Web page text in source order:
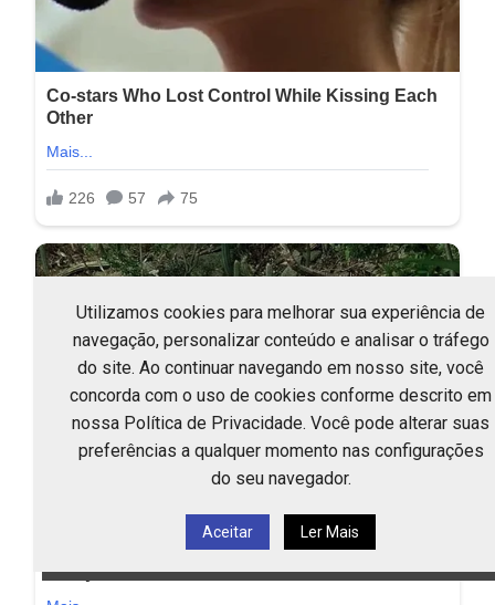
Utilizamos cookies para melhorar sua experiência de
navegação, personalizar conteúdo e analisar o tráfego
do site. Ao continuar navegando em nosso site, você
concorda com o uso de cookies conforme descrito em
nossa Política de Privacidade. Você pode alterar suas
preferências a qualquer momento nas configurações
do seu navegador.
Aceitar Ler Mais